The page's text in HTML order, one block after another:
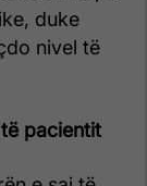
duke
nivel të
pacientit